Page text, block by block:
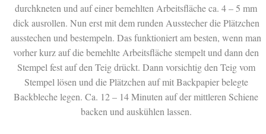
durchkneten und auf einer bemehlten Arbeitsfläche ca. 4 – 5 mm
dick ausrollen. Nun erst mit dem runden Ausstecher die Plätzchen
ausstechen und bestempeln. Das funktioniert am besten, wenn man
vorher kurz auf die bemehlte Arbeitsfläche stempelt und dann den
Stempel fest auf den Teig drückt. Dann vorsichtig den Teig vom
Stempel lösen und die Plätzchen auf mit Backpapier belegte
Backbleche legen. Ca. 12 – 14 Minuten auf der mittleren Schiene
backen und auskühlen lassen.